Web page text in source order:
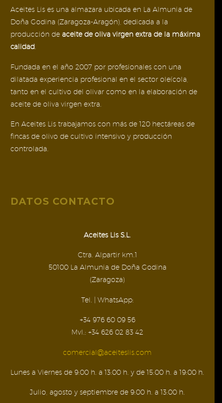
Aceites Lis es una almazara ubicada en La Almunia de
Doña Godina (Zaragoza-Aragón), dedicada a la
producción de aceite de oliva virgen extra de la máxima
calidad.
Fundada en el año 2007 por profesionales con una
dilatada experiencia profesional en el sector oleícola,
tanto en el cultivo del olivar como en la elaboración de
aceite de oliva virgen extra.
En Aceites Lis trabajamos con más de 120 hectáreas de
fincas de olivo de cultivo intensivo y producción
controlada.
DATOS CONTACTO
Aceites Lis S.L.
Ctra. Alpartir km.1
50100 La Almunia de Doña Godina
(Zaragoza)
Tel. | WhatsApp:
+34 976 60 09 56
Mvl.: +34 626 02 83 42
comercial@aceiteslis.com
Lunes a Viernes de 9:00 h. a 13:00 h. y de 15:00 h. a 19:00 h.
Julio, agosto y septiembre de 9:00 h. a 13:00 h.